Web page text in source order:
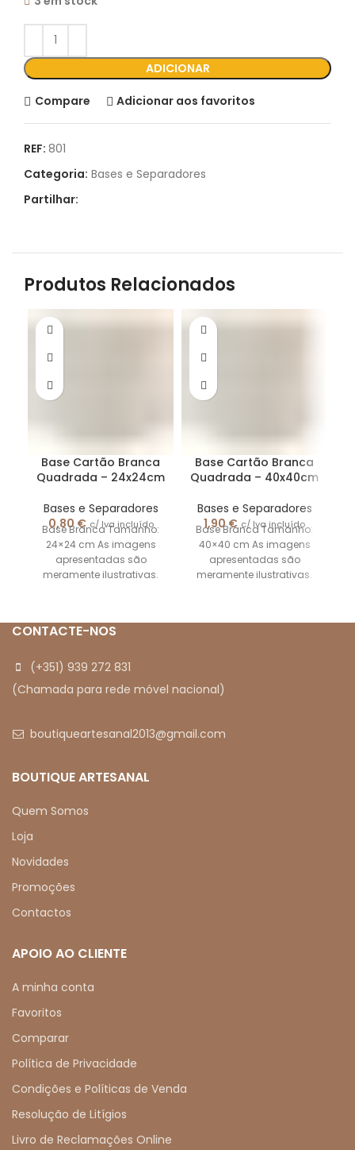
ADICIONAR
Compare Adicionar aos favoritos
REF: 801
Categoria: Bases e Separadores
Partilhar:
Produtos Relacionados
Base Cartão Branca
Quadrada – 24x24cm
Bases e Separadores
0,80 € c/ Iva incluído
Base Branca Tamanho:
24×24 cm As imagens
apresentadas são
meramente ilustrativas.
Base Cartão Branca
Quadrada – 40x40cm
Bases e Separadores
1,90€ c/ Iva incluído
Base Branca Tamanho:
40×40 cm As imagens
apresentadas são
meramente ilustrativas.
CONTACTE-NOS
(+351) 939 272 831
(Chamada para rede móvel nacional)
boutiqueartesanal2013@gmail.com
BOUTIQUE ARTESANAL
Quem Somos
Loja
Novidades
Promoções
Contactos
APOIO AO CLIENTE
A minha conta
Favoritos
Comparar
Política de Privacidade
Condições e Políticas de Venda
Resolução de Litígios
Livro de Reclamações Online